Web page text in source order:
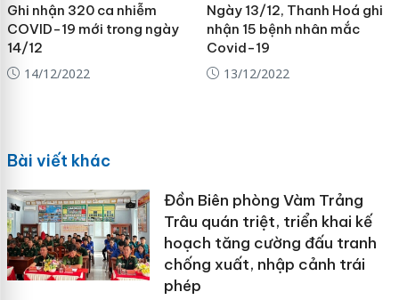
Ghi nhận 320 ca nhiễm
COVID-19 mới trong ngày
14/12
14/12/2022
Ngày 13/12, Thanh Hoá ghi
nhận 15 bệnh nhân mắc
Covid-19
13/12/2022
Bài viết khác
Đồn Biên phòng Vàm Trảng
Trâu quán triệt, triển khai kế
hoạch tăng cường đấu tranh
chống xuất, nhập cảnh trái
phép